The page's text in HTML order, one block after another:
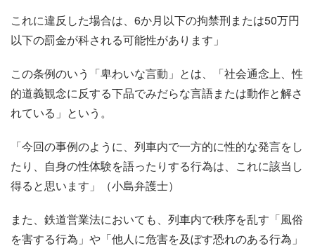
これに違反した場合は、6か月以下の拘禁刑または50万円
以下の罰金が科される可能性があります」
この条例のいう「卑わいな言動」とは、「社会通念上、性
的道義観念に反する下品でみだらな言語または動作と解さ
れている」という。
「今回の事例のように、列車内で一方的に性的な発言をし
たり、自身の性体験を語ったりする行為は、これに該当し
得ると思います」（小島弁護士）
また、鉄道営業法においても、列車内で秩序を乱す「風俗
を害する行為」や「他人に危害を及ぼす恐れのある行為」